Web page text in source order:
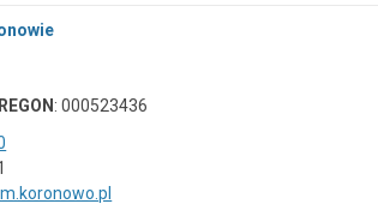
: 000523436